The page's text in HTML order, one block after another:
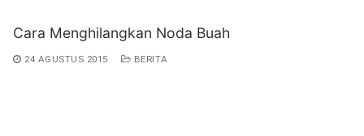
Cara Menghilangkan Noda Buah
24 AGUSTUS 2015 BERITA